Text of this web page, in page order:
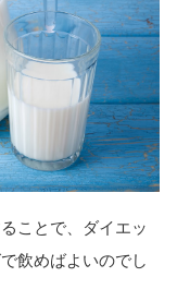
ことで、ダイエッ
飲めばよいのでし